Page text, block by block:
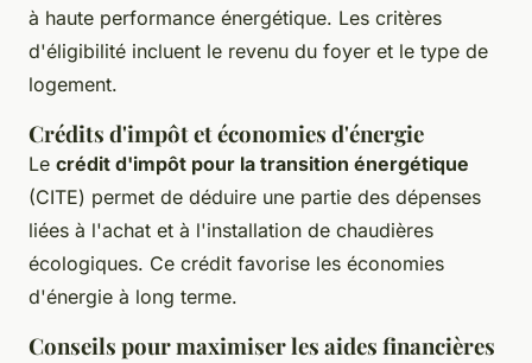
à haute performance énergétique. Les critères
d'éligibilité incluent le revenu du foyer et le type de
logement.
Crédits d'impôt et économies d'énergie
Le crédit d'impôt pour la transition énergétique
(CITE) permet de déduire une partie des dépenses
liées à l'achat et à l'installation de chaudières
écologiques. Ce crédit favorise les économies
d'énergie à long terme.
Conseils pour maximiser les aides financières